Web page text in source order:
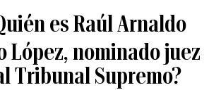
es Raúl Arnaldo
López, nominado juez
Tribunal Supremo?